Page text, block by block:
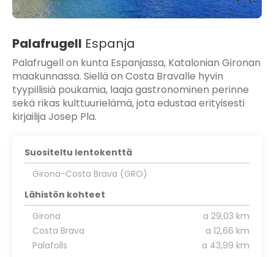
Palafrugell Espanja
Palafrugell on kunta Espanjassa, Katalonian Gironan
maakunnassa. Siellä on Costa Bravalle hyvin
tyypillisiä poukamia, laaja gastronominen perinne
sekä rikas kulttuurielämä, jota edustaa erityisesti
kirjailija Josep Pla.
Suositeltu lentokenttä
Girona-Costa Brava (GRO)
Lähistön kohteet
Girona
a 29,03 km
Costa Brava
a 12,66 km
Palafolls
a 43,99 km